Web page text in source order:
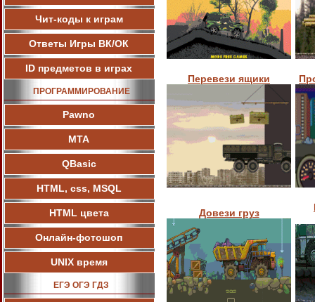
Чит-коды к играм
Ответы Игры ВК/ОК
ID предметов в играх
ПРОГРАММИРОВАНИЕ
Pawnо
МТА
QBasic
HTML, css, MSQL
HTML цвета
Онлайн-фотошоп
UNIX время
ЕГЭ ОГЭ ГДЗ
Перевези ящики
Довези груз